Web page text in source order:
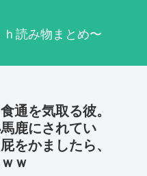
読み物まとめ〜
通を気取る彼。
鹿にされてい
をかましたら、
ｗ